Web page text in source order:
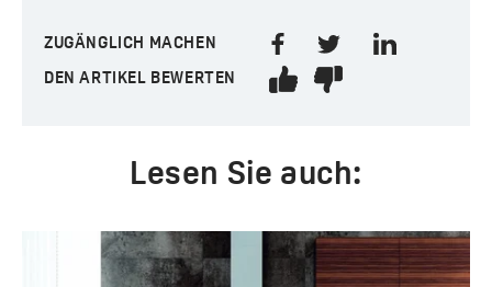
ZUGÄNGLICH MACHEN
DEN ARTIKEL BEWERTEN
Lesen Sie auch: